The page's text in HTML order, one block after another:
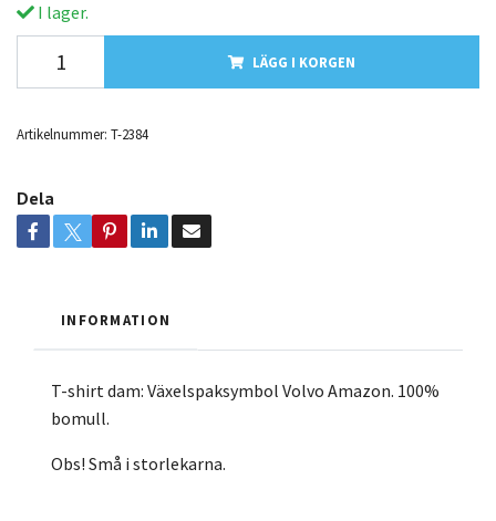
I lager.
LÄGG I KORGEN
Artikelnummer: T-2384
Dela
INFORMATION
T-shirt dam: Växelspaksymbol Volvo Amazon. 100%
bomull.
Obs! Små i storlekarna.